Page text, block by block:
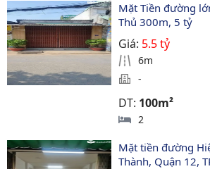
Mặt Tiền đường
Thủ 300m, 5 tỷ
Giá: 5.5 tỷ
6m
-
DT: 100m²
2
Mặt tiền đường
Thành, Quận 12,